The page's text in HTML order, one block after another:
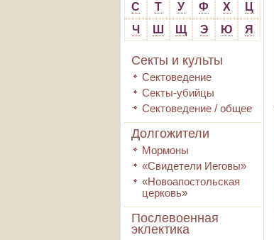
С
Т У Ф Х
Ц
Ч
Ш Щ Э Ю Я
Секты и культы
Сектоведение
Секты-убийцы
Сектоведение / общее
Долгожители
Мормоны
«Свидетели Иеговы»
«Новоапостольская
церковь»
Послевоенная
эклектика